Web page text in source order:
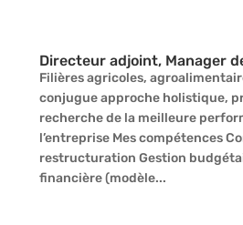
Directeur adjoint, Manager
Filières agricoles,
conjugue approche holistique,
recherche de la meilleure
l’entreprise Mes compétences
restructuration Gestion
financière (modèle...